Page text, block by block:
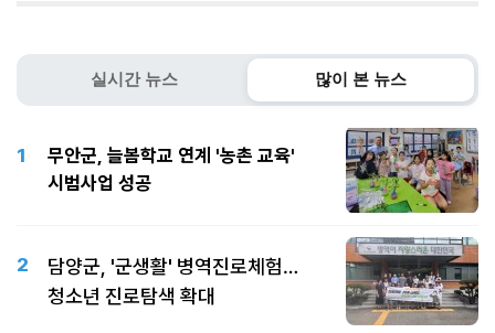
실시간 뉴스 많이 본 뉴스
1
무안군, 늘봄학교 연계 '농촌 교육'
시범사업 성공
2
담양군, '군생활' 병역진로체험…
청소년 진로탐색 확대